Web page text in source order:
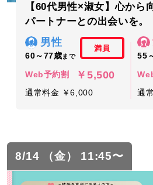
【60代男性×淑女】心から
パートナーとの出会いを。
男性
60～77歳まで
満員
Web予約割 ￥5,500
通常料金 ￥6,000
55
通
8/14 （金） 11:45〜